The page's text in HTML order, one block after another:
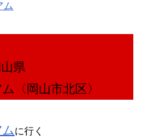
ム
県
〈岡山市北区〉
に行く